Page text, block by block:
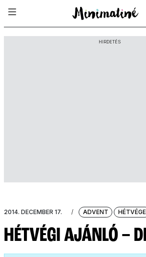
HIRDETÉS
2014. DECEMBER 17. / ADVENT HÉTVÉGE
HÉTVÉGI AJÁNLÓ –